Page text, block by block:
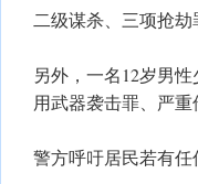
二级谋杀、三项抢
另外，一名12岁男
用武器袭击罪、严重
警方呼吁居民若有任